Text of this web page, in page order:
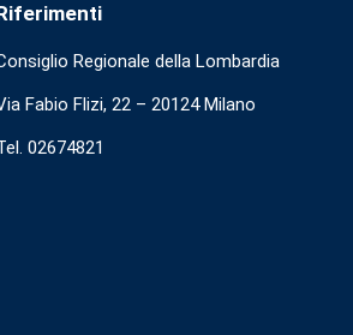
Regionale della Lombardia
Fabio Flizi, 22 – 20124 Milano
02674821